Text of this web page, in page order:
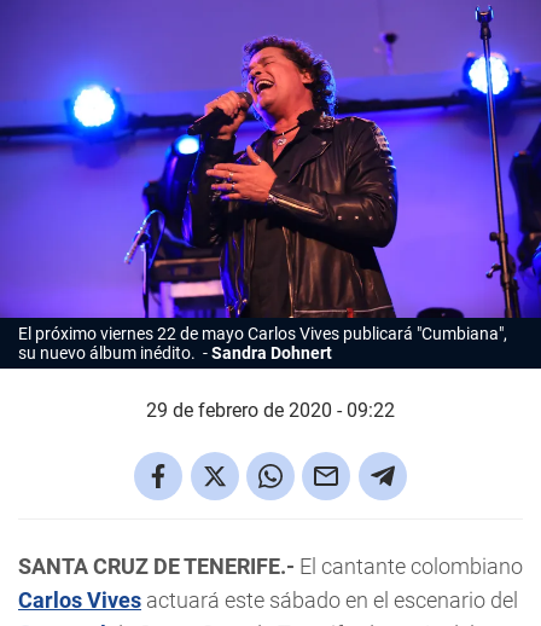
El próximo viernes 22 de mayoCarlos Vives publicará "Cumbiana",
su nuevo álbum inédito.
Sandra Dohnert
29 de febrero de 2020 - 09:22
SANTA CRUZ DE TENERIFE.- El cantante colombiano
Carlos Vives actuará este sábado en el escenario del